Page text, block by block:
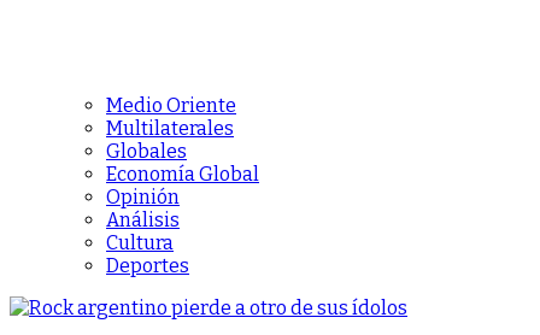
Medio Oriente
Multilaterales
Globales
Economía Global
Opinión
Análisis
Cultura
Deportes